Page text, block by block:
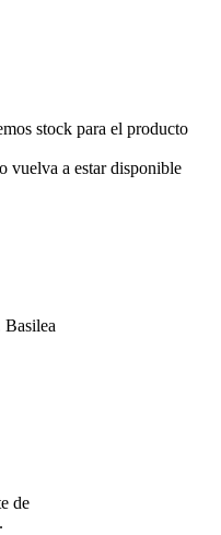
stock para el producto
vuelva a estar disponible
de